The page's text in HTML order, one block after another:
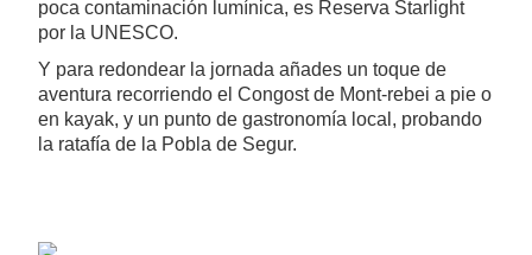
poca contaminación lumínica, es Reserva Starlight
por la UNESCO.
Y para redondear la jornada añades un toque de
aventura recorriendo el Congost de Mont-rebei a pie o
en kayak, y un punto de gastronomía local, probando
la ratafía de la Pobla de Segur.